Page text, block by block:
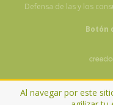
Al navegar por este
Defensa de las y los
Botón